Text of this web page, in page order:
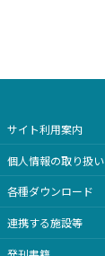
サイト利用案内
個人情報の取り扱い
各種ダウンロード
連携する施設等